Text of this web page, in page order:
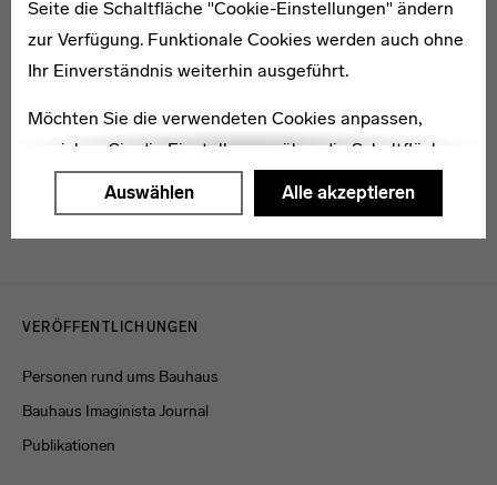
Seite die Schaltfläche "Cookie-Einstellungen" ändern
zur Verfügung. Funktionale Cookies werden auch ohne
Ihr Einverständnis weiterhin ausgeführt.
Möchten Sie die verwendeten Cookies anpassen,
erreichen Sie die Einstellungen über die Schaltfläche
"Auswählen".
Auswählen Alle akzeptieren
Wilhelm Imkamp
1906–1990
VERÖFFENTLICHUNGEN
Personen rund ums Bauhaus
Bauhaus Imaginista Journal
Publikationen